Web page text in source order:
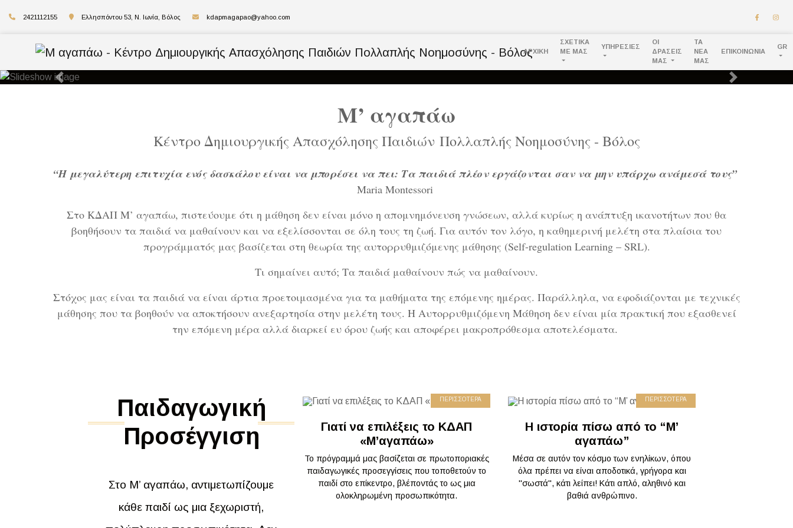
2421112155 Ελλησπόντου 53, Ν. Ιωνία, Βόλος kdapmagapao@yahoo.com
ΑΡΧΙΚΗ
ΣΧΕΤΙΚΑ
ΜΕ ΜΑΣ
ΥΠΗΡΕΣΙΕΣ
ΟΙ
ΔΡΑΣΕΙΣ
ΜΑΣ
ΤΑ
ΝΕΑ
ΜΑΣ
ΕΠΙΚΟΙΝΩΝΙΑ
GR
Previous Next
Μ’ αγαπάω
Κέντρο Δημιουργικής Απασχόλησης Παιδιών Πολλαπλής Νοημοσύνης - Βόλος
“Η μεγαλύτερη επιτυχία ενός δασκάλου είναι να μπορέσει να πει: Τα παιδιά πλέον εργάζονται σαν να μην υπάρχω ανάμεσά τους”
Maria Montessori
Στο ΚΔΑΠ Μ’ αγαπάω, πιστεύουμε ότι η μάθηση δεν είναι μόνο η απομνημόνευση γνώσεων, αλλά κυρίως η ανάπτυξη ικανοτήτων που θα
βοηθήσουν τα παιδιά να μαθαίνουν και να εξελίσσονται σε όλη τους τη ζωή. Για αυτόν τον λόγο, η καθημερινή μελέτη στα πλαίσια του
προγράμματός μας βασίζεται στη θεωρία της αυτορρυθμιζόμενης μάθησης (Self-regulation Learning – SRL).
Τι σημαίνει αυτό; Τα παιδιά μαθαίνουν πώς να μαθαίνουν.
Στόχος μας είναι τα παιδιά να είναι άρτια προετοιμασμένα για τα μαθήματα της επόμενης ημέρας. Παράλληλα, να εφοδιάζονται με τεχνικές
μάθησης που τα βοηθούν να αποκτήσουν ανεξαρτησία στην μελέτη τους. Η Αυτορρυθμιζόμενη Μάθηση δεν είναι μία πρακτική που εξασθενεί
την επόμενη μέρα αλλά διαρκεί ευ όρου ζωής και αποφέρει μακροπρόθεσμα αποτελέσματα.
Παιδαγωγική
Προσέγγιση
Στο Μ’ αγαπάω, αντιμετωπίζουμε
κάθε παιδί ως μια ξεχωριστή,
ΠΕΡΙΣΣΟΤΕΡΑ
Γιατί να επιλέξεις το ΚΔΑΠ
«Μ’αγαπάω»
Το πρόγραμμά μας βασίζεται σε πρωτοποριακές
παιδαγωγικές προσεγγίσεις που τοποθετούν το
παιδί στο επίκεντρο, βλέποντάς το ως μια
ολοκληρωμένη προσωπικότητα.
ΠΕΡΙΣΣΟΤΕΡΑ
Η ιστορία πίσω από το “Μ’
αγαπάω”
Μέσα σε αυτόν τον κόσμο των ενηλίκων, όπου
όλα πρέπει να είναι αποδοτικά, γρήγορα και
"σωστά", κάτι λείπει! Κάτι απλό, αληθινό και
βαθιά ανθρώπινο.